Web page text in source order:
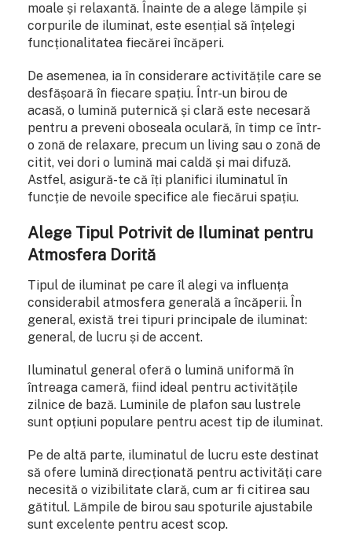
moale și relaxantă. Înainte de a alege lămpile și
corpurile de iluminat, este esențial să înțelegi
funcționalitatea fiecărei încăperi.
De asemenea, ia în considerare activitățile care se
desfășoară în fiecare spațiu. Într-un birou de
acasă, o lumină puternică și clară este necesară
pentru a preveni oboseala oculară, în timp ce într-
o zonă de relaxare, precum un living sau o zonă de
citit, vei dori o lumină mai caldă și mai difuză.
Astfel, asigură-te că îți planifici iluminatul în
funcție de nevoile specifice ale fiecărui spațiu.
Alege Tipul Potrivit de Iluminat pentru
Atmosfera Dorită
Tipul de iluminat pe care îl alegi va influența
considerabil atmosfera generală a încăperii. În
general, există trei tipuri principale de iluminat:
general, de lucru și de accent.
Iluminatul general oferă o lumină uniformă în
întreaga cameră, fiind ideal pentru activitățile
zilnice de bază. Luminile de plafon sau lustrele
sunt opțiuni populare pentru acest tip de iluminat.
Pe de altă parte, iluminatul de lucru este destinat
să ofere lumină direcționată pentru activități care
necesită o vizibilitate clară, cum ar fi citirea sau
gătitul. Lămpile de birou sau spoturile ajustabile
sunt excelente pentru acest scop.